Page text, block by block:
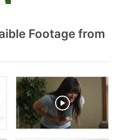
Footage from